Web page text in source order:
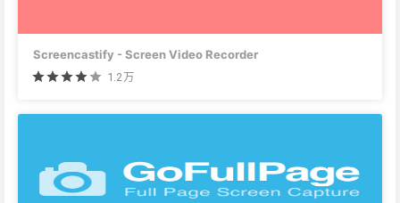
Screencastify - Screen Video Recorder
1.2万